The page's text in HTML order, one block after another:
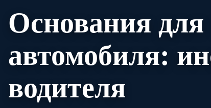
Основания
автомобиля:
водителя